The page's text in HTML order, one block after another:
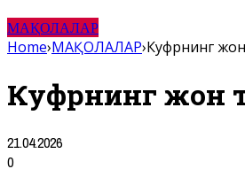
МАҚОЛАЛАР
Home›МАҚОЛАЛАР›Куфрнинг
Куфрнинг жон
21.04.2026
0